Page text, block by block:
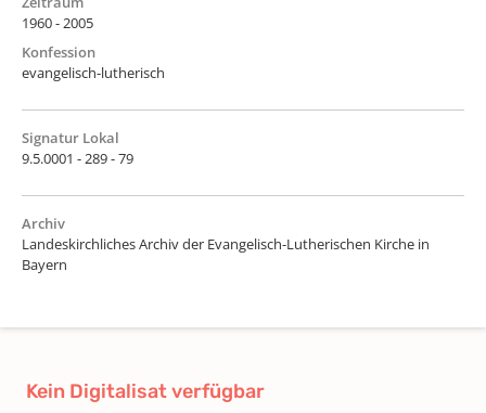
1960 - 2005
Konfession
evangelisch-lutherisch
Signatur Lokal
9.5.0001 - 289 - 79
Archiv
Landeskirchliches Archiv der Evangelisch-Lutherischen Kirche in
Bayern
Kein Digitalisat verfügbar